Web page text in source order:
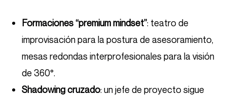
Formaciones “premium mindset”: teatro de
improvisación para la postura de asesoramiento,
mesas redondas interprofesionales para la visión
de 360°.
Shadowing cruzado: un jefe de proyecto sigue